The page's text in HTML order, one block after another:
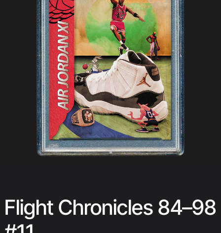
Flight Chronicles 84–98